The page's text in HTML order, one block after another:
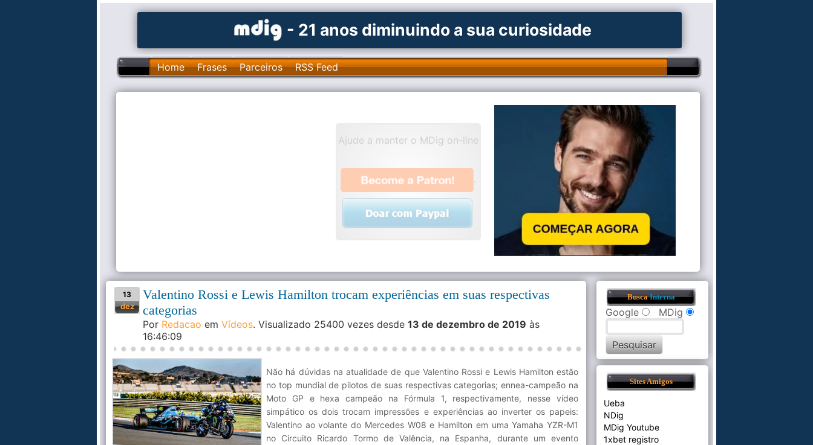
- 21 anos diminuindo a sua curiosidade
Home Frases Parceiros RSS Feed
Ajude a manter o MDig on-line
.
13
dez
Valentino Rossi e Lewis Hamilton trocam experiências em suas respectivas
categorias
Por Redacao em Vídeos. Visualizado 25400 vezes desde 13 de dezembro de 2019 às
16:46:09
Não há dúvidas na atualidade de que Valentino Rossi e Lewis Hamilton estão
no top mundial de pilotos de suas respectivas categorias; ennea-campeão na
Moto GP e hexa campeão na Fórmula 1, respectivamente, nesse vídeo
simpático os dois trocam impressões e experiências ao inverter os papeis:
Valentino ao volante do Mercedes W08 e Hamilton em uma Yamaha YZR-M1
no Circuito Ricardo Tormo de Valência, na Espanha, durante um evento
BuscaInterna
Google MDig
Sites Amigos
Ueba
NDig
MDig Youtube
1xbet registro